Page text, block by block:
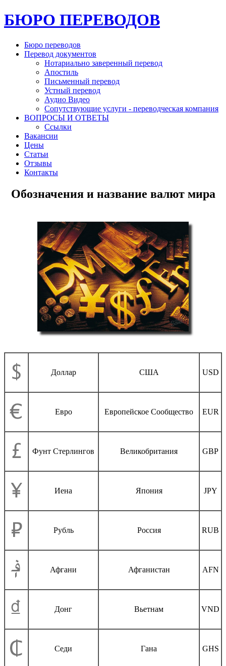
БЮРО ПЕРЕВОДОВ
Бюро переводов
Перевод документов
Нотариально заверенный перевод
Апостиль
Письменный перевод
Устный перевод
Аудио Видео
Сопутствующие услуги - переводческая компания
ВОПРОСЫ И ОТВЕТЫ
Ссылки
Вакансии
Цены
Статьи
Отзывы
Контакты
Обозначения и название валют мира
Доллар США USD
Евро Европейское Сообщество EUR
Фунт Стерлингов Великобритания GBP
Иена Япония JPY
Рубль Россия RUB
Афгани Афганистан AFN
Донг Вьетнам VND
Седи Гана GHS